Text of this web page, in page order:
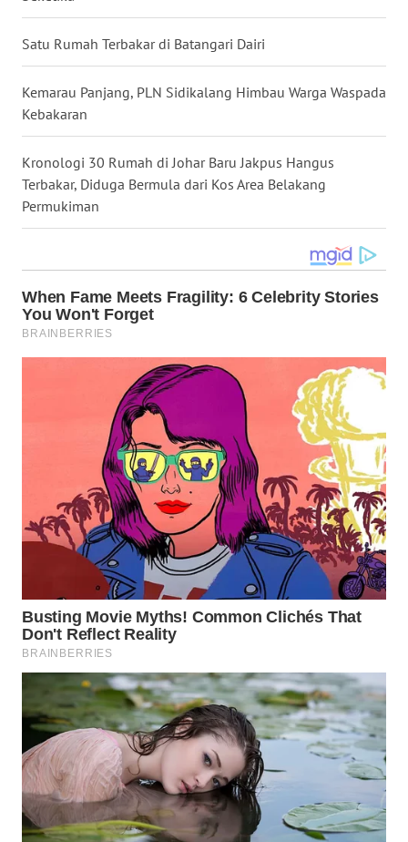
Satu Rumah Terbakar di Batangari Dairi
Kemarau Panjang, PLN Sidikalang Himbau Warga Waspada
Kebakaran
Kronologi 30 Rumah di Johar Baru Jakpus Hangus
Terbakar, Diduga Bermula dari Kos Area Belakang
Permukiman
WN
KALTARA
WN
KALSEL
WN
KALTIM
WN
GORONTALO
WN
MALUT
WN
DANAU
WN
NIAS
WN
LANGKAT